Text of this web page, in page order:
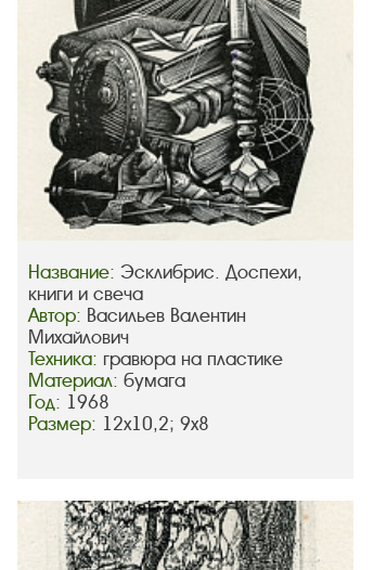
Название:Эсклибрис. Доспехи,
книги и свеча
Автор: Васильев Валентин
Михайлович
Техника: гравюра на пластике
Материал:бумага
Год: 1968
Размер: 12х10,2; 9х8